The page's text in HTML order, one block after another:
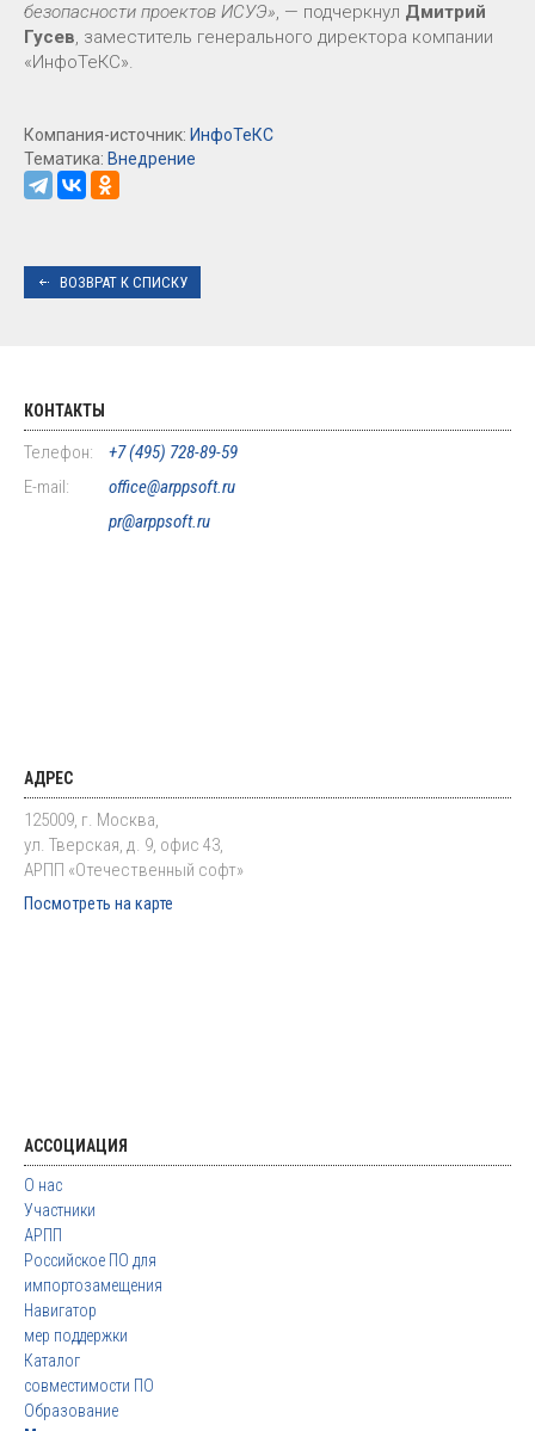
безопасности проектов ИСУЭ», — подчеркнул Дмитрий
Гусев, заместитель генерального директора компании
«ИнфоТеКС».
Компания-источник: ИнфоТеКС
Тематика: Внедрение
ВОЗВРАТ К СПИСКУ
КОНТАКТЫ
Телефон:
+7 (495) 728-89-59
E-mail:
office@arppsoft.ru
pr@arppsoft.ru
АДРЕС
125009, г. Москва,
ул. Тверская, д. 9, офис 43,
АРПП «Отечественный софт»
Посмотреть на карте
АССОЦИАЦИЯ
О нас
Участники
АРПП
Российское ПО для
импортозамещения
Навигатор
мер поддержки
Каталог
совместимости ПО
Образование